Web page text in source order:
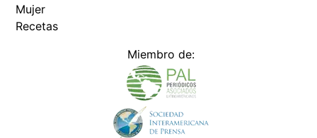
Mujer
Recetas
Miembro de: